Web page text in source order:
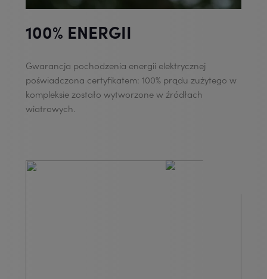
100% ENERGII
Gwarancja pochodzenia energii elektrycznej
poświadczona certyfikatem: 100% prądu zużytego w
kompleksie zostało wytworzone w źródłach
wiatrowych.